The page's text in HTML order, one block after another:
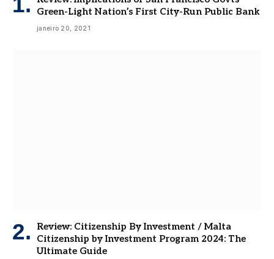
Green-Light Nation’s First City-Run Public Bank
janeiro 20, 2021
Review: Citizenship By Investment / Malta
Citizenship by Investment Program 2024: The
Ultimate Guide